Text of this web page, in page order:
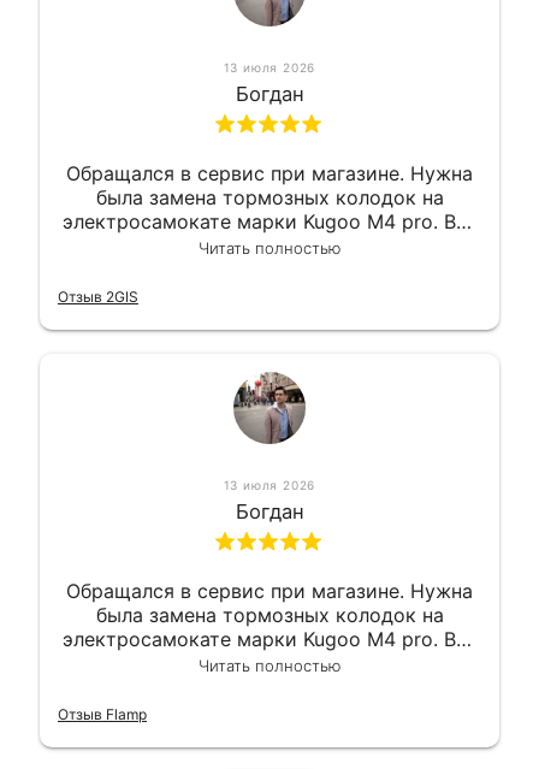
13 июля 2026
Богдан
Обращался в сервис при магазине. Нужна
была замена тормозных колодок на
электросамокате марки Kugoo M4 pro. Всё
сделали в лучшем виде и в максимально
гарантии, поэтому и обратился в этот
Читать полностью
Отзыв 2GIS
13 июля 2026
Богдан
Обращался в сервис при магазине. Нужна
была замена тормозных колодок на
электросамокате марки Kugoo M4 pro. Всё
сделали в лучшем виде и в максимально
гарантии, поэтому и обратился в этот
Читать полностью
Отзыв Flamp